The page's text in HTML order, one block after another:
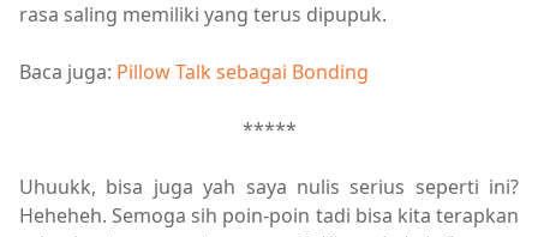
rasa saling memiliki yang terus dipupuk.
Baca juga: Pillow Talk sebagai Bonding
*****
Uhuukk, bisa juga yah saya nulis serius seperti ini?
Heheheh. Semoga sih poin-poin tadi bisa kita terapkan